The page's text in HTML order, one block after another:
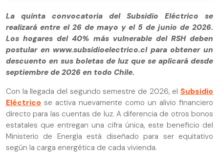
La quinta convocatoria del Subsidio Eléctrico se
realizará entre el 26 de mayo y el 5 de junio de 2026.
Los hogares del 40% más vulnerable del RSH deben
postular en www.subsidioelectrico.cl para obtener un
descuento en sus boletas de luz que se aplicará desde
septiembre de 2026 en todo Chile.
Con la llegada del segundo semestre de 2026, el Subsidio
Eléctrico se activa nuevamente como un alivio financiero
directo para las cuentas de luz. A diferencia de otros bonos
estatales que entregan una cifra única, este beneficio del
Ministerio de Energía está diseñado para ser equitativo
según la carga energética de cada vivienda.